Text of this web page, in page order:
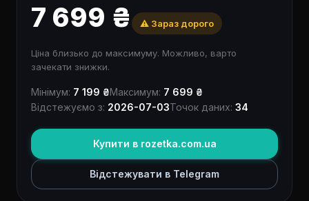
7 699 ₴ ⚠️ Зараз дорого
Ціна близько до максимуму. Можливо, варто
зачекати знижки.
Мінімум: 7 199 ₴Максимум: 7 699 ₴
Відстежуємо з: 2026-07-03Точок даних: 34
Купити в rozetka.com.ua
Відстежувати в Telegram